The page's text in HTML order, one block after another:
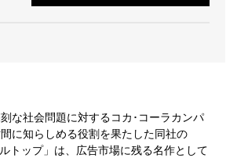
な社会問題に対するコカ･コーラカンパ
に知らしめる役割を果たした同社の
トップ」は、広告市場に残る名作として